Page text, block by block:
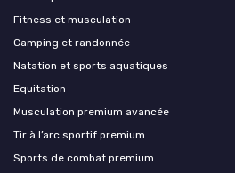
Fitness et musculation
Camping et randonnée
Natation et sports aquatiques
Equitation
Musculation premium avancée
Tir à l’arc sportif premium
Sports de combat premium